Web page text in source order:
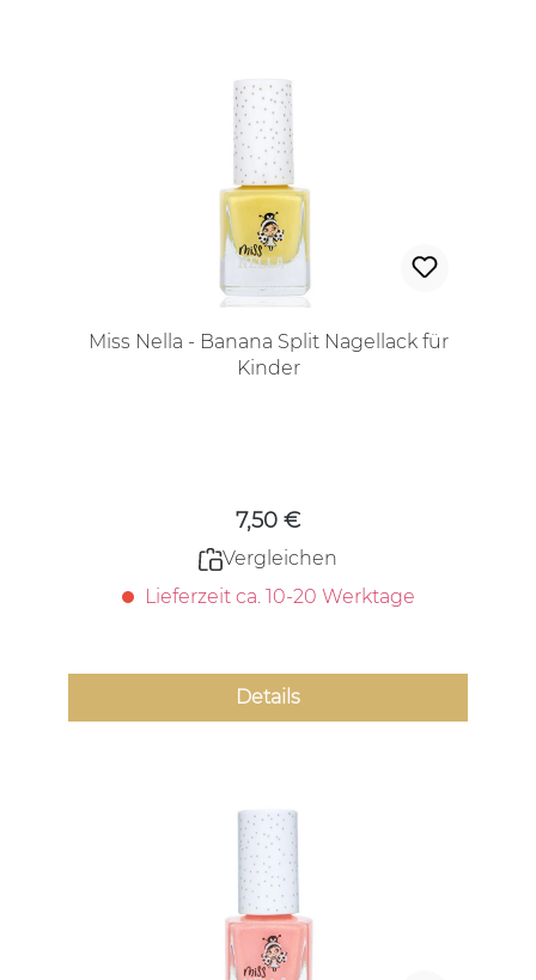
Miss Nella - Banana Split Nagellack für
Kinder
7,50 €
Vergleichen
Lieferzeit ca. 10-20 Werktage
Details